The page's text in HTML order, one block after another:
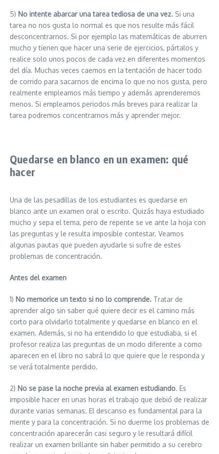
5) No intente abarcar una tarea tediosa de una vez. Si una
tarea no nos gusta lo normal es que nos resulte más fácil
desconcentrarnos. Si por ejemplo las matemáticas de aburren
mucho y tienen que hacer una serie de ejercicios, pártalos y
realice solo unos pocos de cada vez en diferentes momentos
del día. Muchas veces caemos en la tentación de hacer todo
de corrido para sacarnos de encima lo que no nos gusta, pero
realmente empleamos más tiempo y además aprenderemos
menos. Si empleamos periodos más breves para realizar la
tarea podremos concentrarnos más y aprender mejor.
Quedarse en blanco en un examen: qué
hacer
Una de las pesadillas de los estudiantes es quedarse en
blanco ante un examen oral o escrito. Quizás haya estudiado
mucho y sepa el tema, pero de repente se ve ante la hoja con
las preguntas y le resulta imposible contestar. Veamos
algunas pautas que pueden ayudarle si sufre de estes
problemas de concentración.
Antes del examen
1) No memorice un texto si no lo comprende. Tratar de
aprender algo sin saber qué quiere decir es el camino más
corto para olvidarlo totalmente y quedarse en blanco en el
examen. Además, si no ha entendido lo que estudiaba, si el
profesor realiza las preguntas de un modo diferente a como
aparecen en el libro no sabrá lo que quiere que le responda y
se verá totalmente perdido.
2) No se pase la noche previa al examen estudiando. Es
imposible hacer en unas horas el trabajo que debió de realizar
durante varias semanas. El descanso es fundamental para la
mente y para la concentración. Si no duerme los problemas de
concentración aparecerán casi seguro y le resultará difícil
realizar un examen brillante sin haber permitido a su cerebro